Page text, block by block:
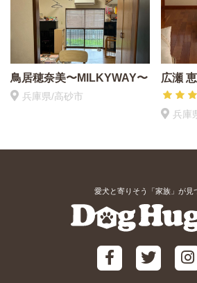
鳥居穂奈美〜MILKYWAY〜
兵庫県/高砂市
広瀬
兵庫
愛犬と寄りそう「家族」が見